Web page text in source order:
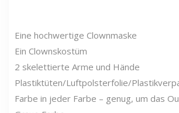
Eine hochwertige Clownmaske
Ein Clownskostüm
2 skelettierte Arme und Hände
Plastiktüten/Luftpolsterfolie/
Farbe in jeder Farbe – genug, um das